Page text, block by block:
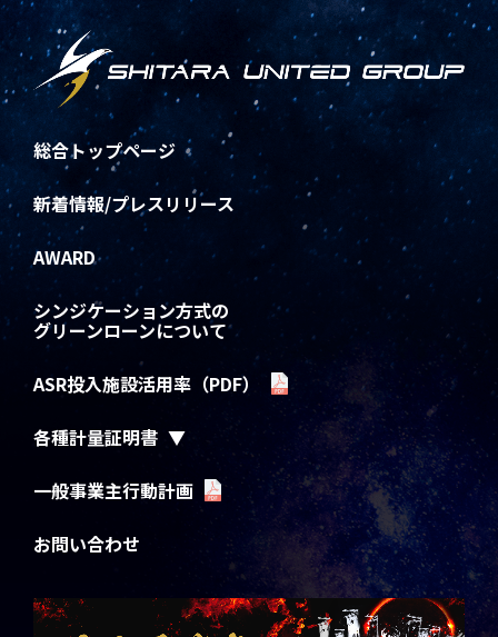
総合トップページ
新着情報/プレスリリース
AWARD
シンジケーション方式の
グリーンローンについて
ASR投入施設活用率（PDF）
各種計量証明書
一般事業主行動計画
お問い合わせ